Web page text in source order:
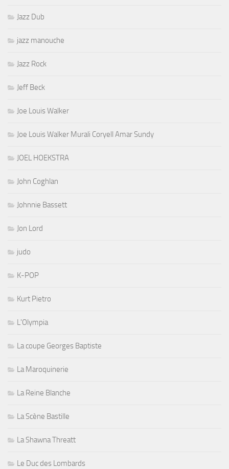
Jazz Dub
jazz manouche
Jazz Rock
Jeff Beck
Joe Louis Walker
Joe Louis Walker Murali Coryell Amar Sundy
JOEL HOEKSTRA
John Coghlan
Johnnie Bassett
Jon Lord
judo
K-POP
Kurt Pietro
L'Olympia
La coupe Georges Baptiste
La Maroquinerie
La Reine Blanche
La Scène Bastille
La Shawna Threatt
Le Duc des Lombards